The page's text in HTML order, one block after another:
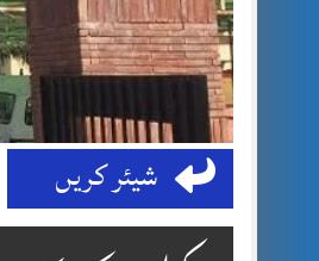
شیئر کریں